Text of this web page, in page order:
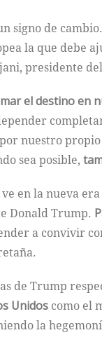
signo de
la que debe
presidente
el destino en
nuestro
sea posible,
en la nueva
Donald Trump.
a convivir
de Trump
Unidos como el
la